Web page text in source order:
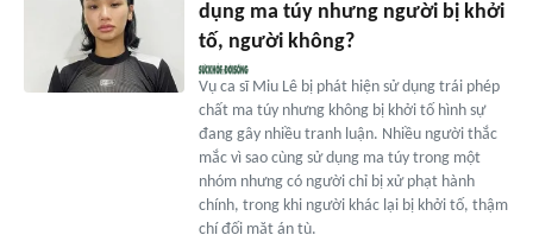
dụng ma túy nhưng người bị khởi
tố, người không?
Vụ ca sĩ Miu Lê bị phát hiện sử dụng trái phép
chất ma túy nhưng không bị khởi tố hình sự
đang gây nhiều tranh luận. Nhiều người thắc
mắc vì sao cùng sử dụng ma túy trong một
nhóm nhưng có người chỉ bị xử phạt hành
chính, trong khi người khác lại bị khởi tố, thậm
chí đối mặt án tù.